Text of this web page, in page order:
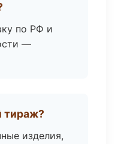
по РФ и
—
тираж?
изделия,